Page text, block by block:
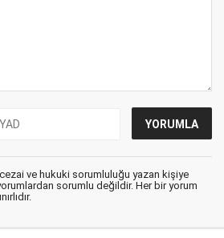
cezai ve hukuki sorumluluğu yazan kişiye
sorumlu değildir. Her bir yorum